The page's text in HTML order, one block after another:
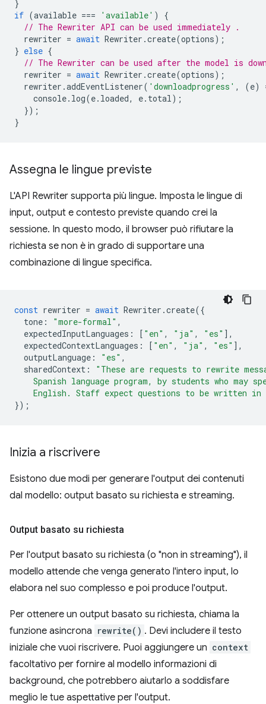
}
if (available === 'available' )
{
// The Rewriter API can be used immediately .
rewriter = await Rewriter .create(options);
} else {
// The Rewriter can be used after the model is
rewriter = await Rewriter .create(options);
rewriter .addEventListener( 'downloadprogress' , (e)
console. log(e. loaded, e. total);
});
}
Assegna le lingue previste
L'API Rewriter supporta più lingue. Imposta le lingue di
input, output e contesto previste quando crei la
sessione. In questo modo, il browser può rifiutare la
richiesta se non è in grado di supportare una
combinazione di lingue specifica.
const rewriter = await Rewriter .create({
tone : "more-formal" ,
expectedInputLanguages : [ "en" , "ja" , "es" ],
expectedContextLanguages : [ "en" , "ja" , "es" ],
outputLanguage : "es" ,
sharedContext :
"These are requests to rewrite
Spanish language program, by students who may
English. Staff expect questions to be written in
});
Inizia a riscrivere
Esistono due modi per generare l'output dei contenuti
dal modello: output basato su richiesta e streaming.
Output basato su richiesta
Per l'output basato su richiesta (o "non in streaming"), il
modello attende che venga generato l'intero input, lo
elabora nel suo complesso e poi produce l'output.
Per ottenere un output basato su richiesta, chiama la
funzione asincrona rewrite() . Devi includere il testo
iniziale che vuoi riscrivere. Puoi aggiungere un context
facoltativo per fornire al modello informazioni di
background, che potrebbero aiutarlo a soddisfare
meglio le tue aspettative per l'output.